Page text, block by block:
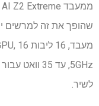
לשיר.